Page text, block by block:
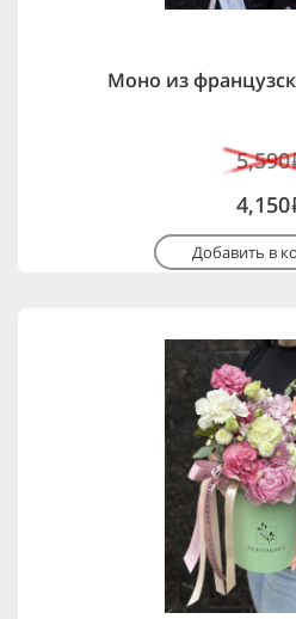
Моно из
5,590
4,150
Добавить в